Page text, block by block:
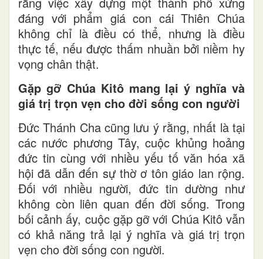
đáng với phẩm giá con cái Thiên Chúa
không chỉ là điều có thể, nhưng là điều
thực tế, nếu được thấm nhuần bởi niềm hy
vọng chân thật.
Gặp gỡ Chúa Kitô mang lại ý nghĩa và
giá trị trọn vẹn cho đời sống con người
Đức Thánh Cha cũng lưu ý rằng, nhất là tại
các nước phương Tây, cuộc khủng hoảng
đức tin cùng với nhiều yếu tố văn hóa xã
hội đã dẫn đến sự thờ ơ tôn giáo lan rộng.
Đối với nhiều người, đức tin dường như
không còn liên quan đến đời sống. Trong
bối cảnh ấy, cuộc gặp gỡ với Chúa Kitô vẫn
có khả năng trả lại ý nghĩa và giá trị trọn
vẹn cho đời sống con người.